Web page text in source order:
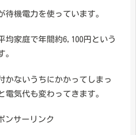
機電力を使っています。
均家庭で年間約6,100円という
。
かないうちにかかってしまっ
電気代も変わってきます。
ンサーリンク